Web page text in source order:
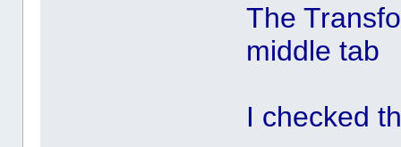
The
middle tab
I checked